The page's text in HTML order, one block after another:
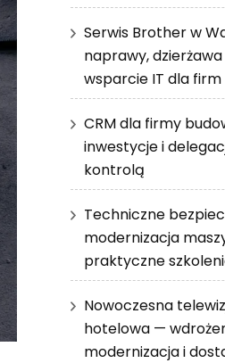
Serwis Brother w
naprawy,
wsparcie IT dla firm
CRM dla firmy
inwestycje i
kontrolą
Techniczne
modernizacja
praktyczne
Nowoczesna
hotelowa —
modernizacja i